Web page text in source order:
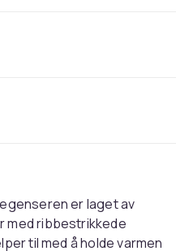
er laget av
med ribbestrikkede
til med å holde varmen